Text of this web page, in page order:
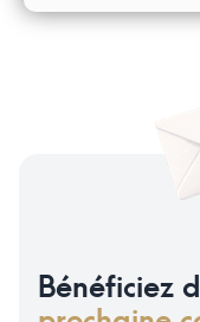
Bénéficiez